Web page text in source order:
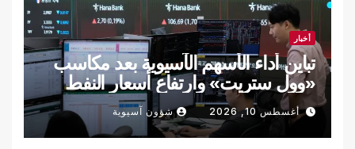
أخبار
تباين أداء الأسهم الآسيوية بعد مكاسب
«وول ستريت» وارتفاع أسعار النفط
أغسطس 10, 2026 شؤون آسيوية